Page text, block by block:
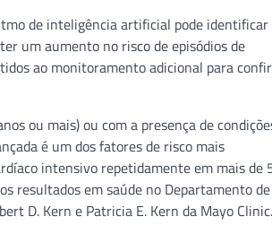
de inteligência artificial pode identificar
um aumento no risco de episódios de
ao monitoramento adicional para
ou mais) ou com a presença de
é um dos fatores de risco mais
intensivo repetidamente em mais de
resultados em saúde no Departamento de
D. Kern e Patricia E. Kern da Mayo